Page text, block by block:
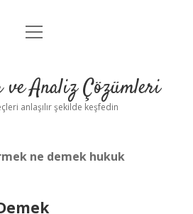
Anasayfa
Yasal Uyarı
menüyü
Analiz Çözümleri
anlaşılır şekilde keşfedin
ne demek hukuk